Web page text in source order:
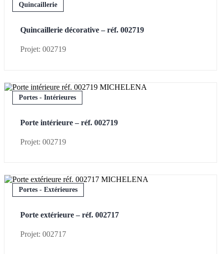
Quincaillerie
Quincaillerie décorative – réf. 002719
Projet: 002719
Portes - Intérieures
Porte intérieure – réf. 002719
Projet: 002719
Portes - Extérieures
Porte extérieure – réf. 002717
Projet: 002717